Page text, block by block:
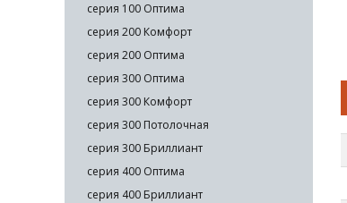
серия 100 Оптима
серия 200 Комфорт
серия 200 Оптима
серия 300 Оптима
серия 300 Комфорт
серия 300 Потолочная
серия 300 Бриллиант
серия 400 Оптима
серия 400 Бриллиант